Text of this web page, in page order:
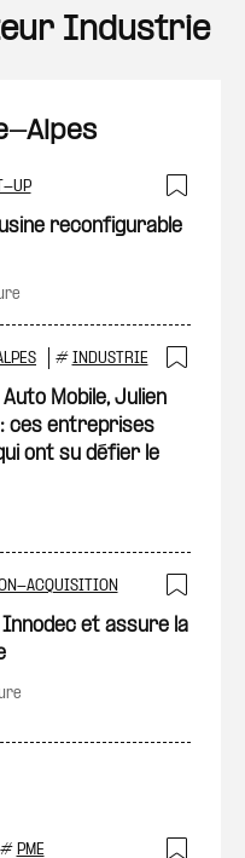
Industrie
Alpes
UP
reconfigurable
# INDUSTRIE
Mobile, Julien
: ces entreprises
ont su défier le
ACQUISITION
et assure la
# PME